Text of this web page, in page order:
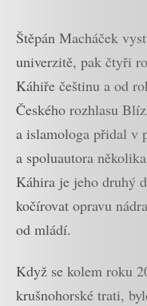
Štěpán Macháček
univerzitě, pak čtyři
Káhiře češtinu a od
Českého rozhlasu
a islamologa přidal v
a spoluautora
Káhira je jeho druhý
kočírovat opravu
od mládí.
Když se kolem roku
krušnohorské trati,